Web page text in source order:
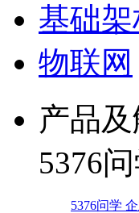
基础
物联网
产品
5376
5376问学